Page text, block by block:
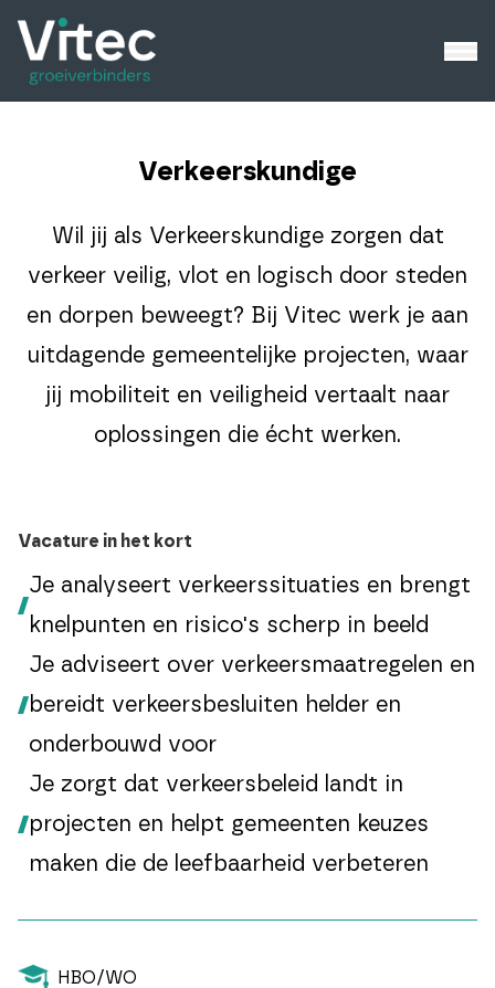
Verkeerskundige
Wil jij als Verkeerskundige zorgen dat
verkeer veilig, vlot en logisch door steden
en dorpen beweegt? Bij Vitec werk je aan
uitdagende gemeentelijke projecten, waar
jij mobiliteit en veiligheid vertaalt naar
oplossingen die écht werken.
Vacature in het kort
Je analyseert verkeerssituaties en brengt
knelpunten en risico's scherp in beeld
Je adviseert over verkeersmaatregelen en
bereidt verkeersbesluiten helder en
onderbouwd voor
Je zorgt dat verkeersbeleid landt in
projecten en helpt gemeenten keuzes
maken die de leefbaarheid verbeteren
HBO/WO